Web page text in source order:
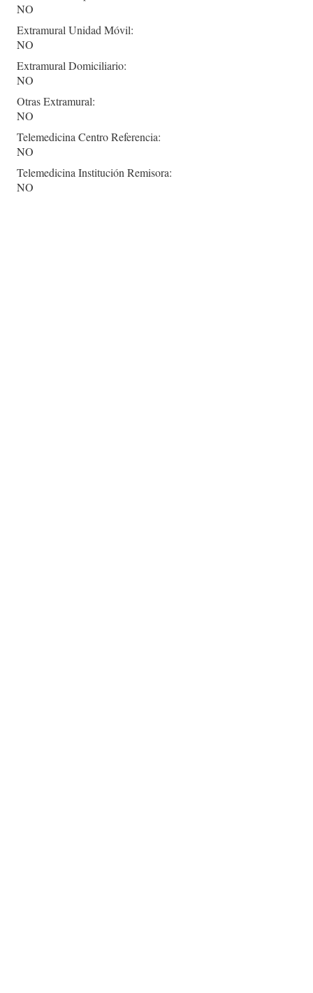
NO
Extramural Unidad Móvil:
NO
Extramural Domiciliario:
NO
Otras Extramural:
NO
Telemedicina Centro Referencia:
NO
Telemedicina Institución Remisora:
NO